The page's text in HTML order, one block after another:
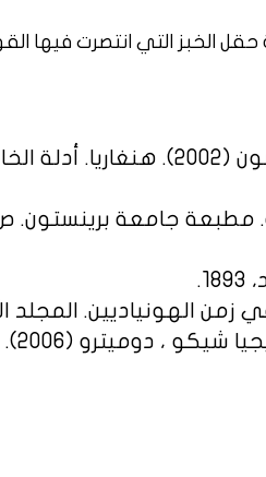
الخبز التي انتصرت فيها
(1) تشارلز هيبرت نورم لونجلي دان ريتشاردسون (2002).
زمن الهونياديين. المجلد